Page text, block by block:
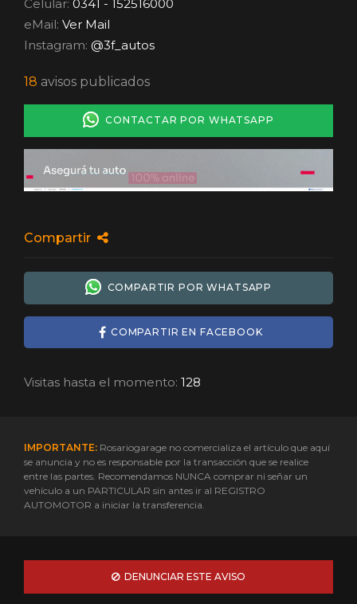
Celular: 0341 - 152516000
eMail: Ver Mail
Instagram: @3f_autos
18 avisos publicados
CONTACTAR POR WHATSAPP
Compartir
COMPARTIR POR WHATSAPP
COMPARTIR EN FACEBOOK
Visitas hasta el momento: 128
IMPORTANTE: Rosariogarage no comercializa el artículo que aquí
se anuncia y no es responsable por la transacción que se realice
entre las partes. Recomendamos NUNCA comprar ni señar un
vehículo a un PARTICULAR sin antes ir al REGISTRO
AUTOMOTOR a iniciar la transferencia.
DENUNCIAR ESTE AVISO